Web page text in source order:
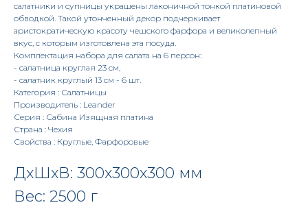
салатники и супницы украшены лаконичной тонкой платиновой
обводкой. Такой утонченный декор подчеркивает
аристократическую красоту чешского фарфора и великолепный
вкус, с которым изготовлена эта посуда.
Комплектация набора для салата на 6 персон:
- салатница круглая 23 см,
- салатник круглый 13 см - 6 шт.
Категория : Салатницы
Производитель : Leander
Серия : Сабина Изящная платина
Страна : Чехия
Свойства : Круглые, Фарфоровые
ДxШxВ: 300x300x300 мм
Вес: 2500 г